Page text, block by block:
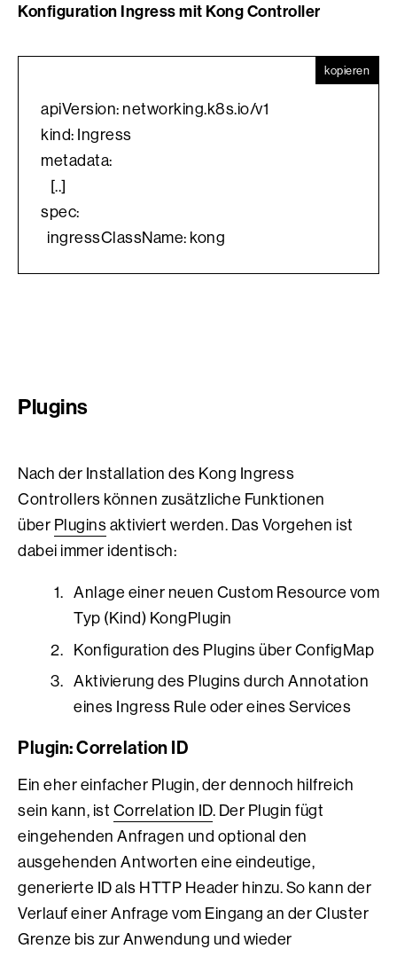
Konfiguration Ingress mit Kong Controller
kopieren
apiVersion: networking.k8s.io/v1
kind: Ingress
metadata:
   [..]
spec:
  ingressClassName: kong
Plugins
Nach der Installation des Kong Ingress
Controllers können zusätzliche Funktionen
über Plugins aktiviert werden. Das Vorgehen ist
dabei immer identisch:
Anlage einer neuen Custom Resource vom
Typ (Kind) KongPlugin
Konfiguration des Plugins über ConfigMap
Aktivierung des Plugins durch Annotation
eines Ingress Rule oder eines Services
Plugin: Correlation ID
Ein eher einfacher Plugin, der dennoch hilfreich
sein kann, ist Correlation ID. Der Plugin fügt
eingehenden Anfragen und optional den
ausgehenden Antworten eine eindeutige,
generierte ID als HTTP Header hinzu. So kann der
Verlauf einer Anfrage vom Eingang an der Cluster
Grenze bis zur Anwendung und wieder